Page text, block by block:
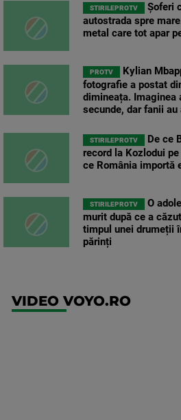
STIRILEPROTV
Șoferi
autostrada spre
metal care tot apar
PROTV
Kylian
fotografie a postat
dimineața. Imaginea
secunde, dar fanii
STIRILEPROTV
De ce
record la Kozlodui
ce România importă
STIRILEPROTV
O
murit după ce a
timpul unei drumeții
părinți
VIDEO VOYO.RO